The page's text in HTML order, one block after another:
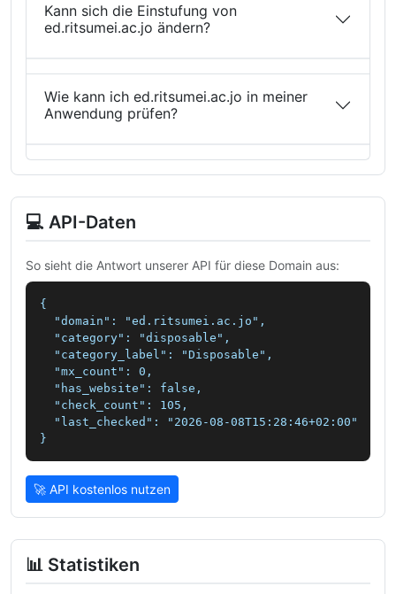
Kann sich die Einstufung von
ed.ritsumei.ac.jo ändern?
Wie kann ich ed.ritsumei.ac.jo in meiner
Anwendung prüfen?
💻 API-Daten
So sieht die Antwort unserer API für diese Domain aus:
{
  "domain": "ed.ritsumei.ac.jo",
  "category": "disposable",
  "category_label": "Disposable",
  "mx_count": 0,
  "has_website": false,
  "check_count": 105,
  "last_checked": "2026-08-08T15:28:46+02:00"
}
🚀 API kostenlos nutzen
📊 Statistiken